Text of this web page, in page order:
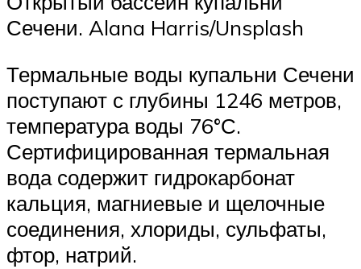
Сечени. Alana Harris/Unsplash
Термальные воды купальни Сечени
поступают с глубины 1246 метров,
температура воды 76°С.
Сертифицированная термальная
вода содержит гидрокарбонат
кальция, магниевые и щелочные
соединения, хлориды, сульфаты,
фтор, натрий.